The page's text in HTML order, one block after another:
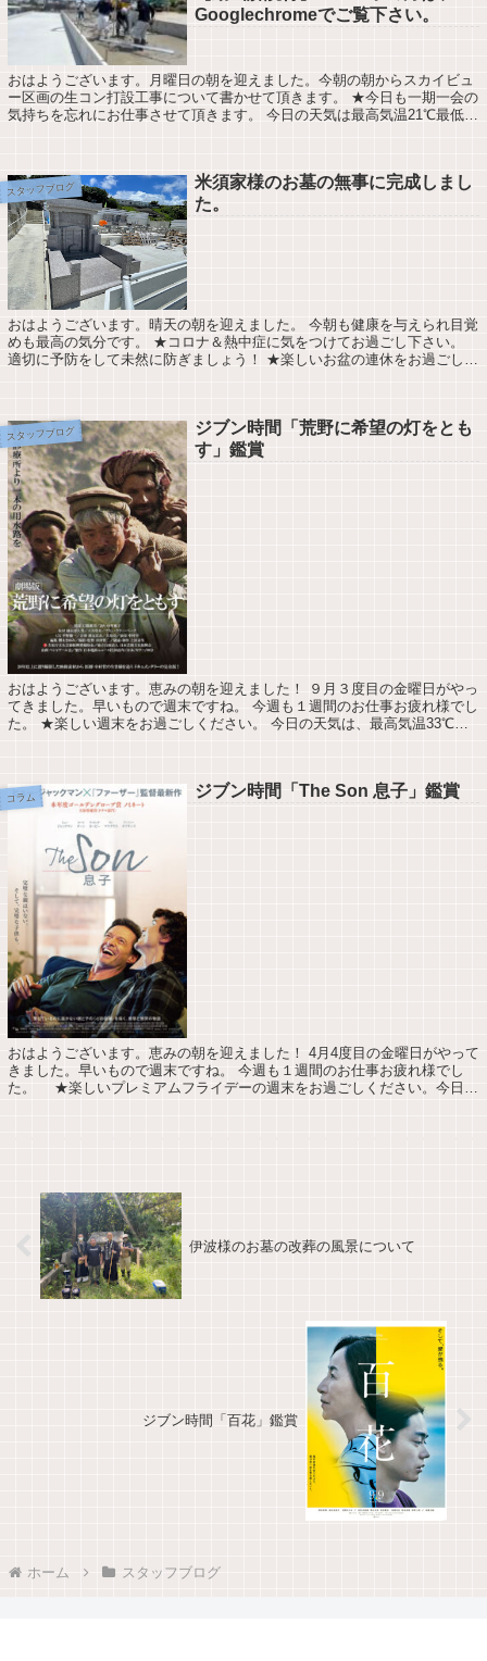
Googlechromeでご覧下さい。
おはようございます。月曜日の朝を迎えました。今朝の朝からスカイビュ
ー区画の生コン打設工事について書かせて頂きます。 ★今日も一期一会の
気持ちを忘れにお仕事させて頂きます。 今日の天気は最高気温21℃最低気
スタッフブログ
米須家様のお墓の無事に完成しまし
た。
おはようございます。晴天の朝を迎えました。 今朝も健康を与えられ目覚
めも最高の気分です。 ★コロナ＆熱中症に気をつけてお過ごし下さい。
適切に予防をして未然に防ぎましょう！ ★楽しいお盆の連休をお過ごしく
スタッフブログ
ジブン時間「荒野に希望の灯をとも
す」鑑賞
おはようございます。恵みの朝を迎えました！ ９月３度目の金曜日がやっ
てきました。早いもので週末ですね。 今週も１週間のお仕事お疲れ様でし
た。 ★楽しい週末をお過ごしください。 今日の天気は、最高気温33℃最
コラム ジブン時間「The Son 息子」鑑賞
おはようございます。恵みの朝を迎えました！ 4月4度目の金曜日がやって
きました。早いもので週末ですね。 今週も１週間のお仕事お疲れ様でし
た。 ★楽しいプレミアムフライデーの週末をお過ごしください。今日の
伊波様のお墓の改葬の風景について
ジブン時間「百花」鑑賞
ホーム スタッフブログ